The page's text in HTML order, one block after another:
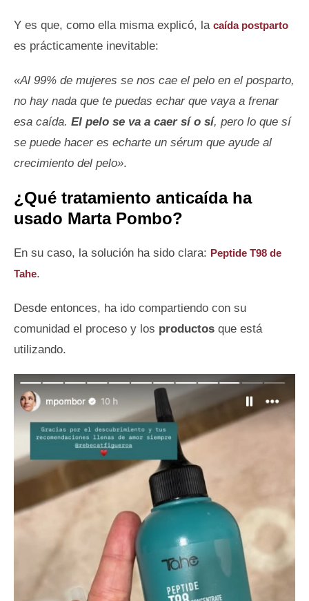
Y es que, como ella misma explicó, la caída postparto
es prácticamente inevitable:
«Al 99% de mujeres se nos cae el pelo en el posparto,
no hay nada que te puedas echar que vaya a frenar
esa caída. El pelo se va a caer sí o sí, pero lo que sí
se puede hacer es echarte un sérum que ayude al
crecimiento del pelo».
¿Qué tratamiento anticaída ha
usado Marta Pombo?
En su caso, la solución ha sido clara: Peptide T98 de
Tahe.
Desde entonces, ha ido compartiendo con su
comunidad el proceso y los productos que está
utilizando.